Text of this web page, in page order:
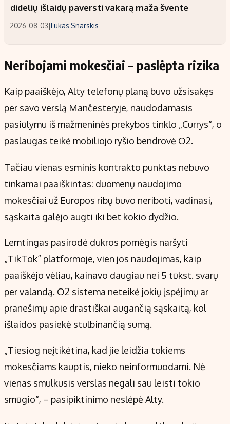
didelių išlaidų paversti vakarą maža švente
2026-08-03|Lukas Snarskis
Neribojami mokesčiai – paslėpta rizika
Kaip paaiškėjo, Alty telefonų planą buvo užsisakęs
per savo verslą Mančesteryje, naudodamasis
pasiūlymu iš mažmeninės prekybos tinklo „Currys“, o
paslaugas teikė mobiliojo ryšio bendrovė O2.
Tačiau vienas esminis kontrakto punktas nebuvo
tinkamai paaiškintas: duomenų naudojimo
mokesčiai už Europos ribų buvo neriboti, vadinasi,
sąskaita galėjo augti iki bet kokio dydžio.
Lemtingas pasirodė dukros pomėgis naršyti
„TikTok“ platformoje, vien jos naudojimas, kaip
paaiškėjo vėliau, kainavo daugiau nei 5 tūkst. svarų
per valandą. O2 sistema neteikė jokių įspėjimų ar
pranešimų apie drastiškai augančią sąskaitą, kol
išlaidos pasiekė stulbinančią sumą.
„Tiesiog neįtikėtina, kad jie leidžia tokiems
mokesčiams kauptis, nieko neinformuodami. Nė
vienas smulkusis verslas negali sau leisti tokio
smūgio“, – pasipiktinimo neslėpė Alty.